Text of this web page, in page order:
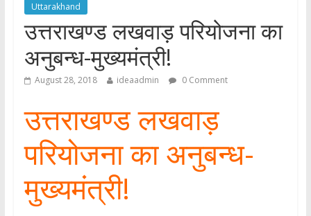
Uttarakhand
उत्तराखण्ड लखवाड़ परियोजना का
अनुबन्ध-मुख्यमंत्री!
August 28, 2018 ideaadmin 0 Comment
उत्तराखण्ड लखवाड़
परियोजना का अनुबन्ध-
मुख्यमंत्री!